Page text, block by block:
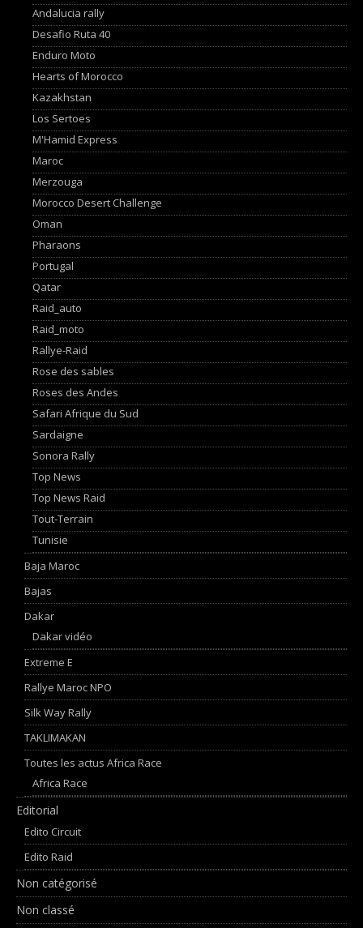
Andalucia rally
Desafio Ruta 40
Enduro Moto
Hearts of Morocco
Kazakhstan
Los Sertoes
M'Hamid Express
Maroc
Merzouga
Morocco Desert Challenge
Oman
Pharaons
Portugal
Qatar
Raid_auto
Raid_moto
Rallye-Raid
Rose des sables
Roses des Andes
Safari Afrique du Sud
Sardaigne
Sonora Rally
Top News
Top News Raid
Tout-Terrain
Tunisie
Baja Maroc
Bajas
Dakar
Dakar vidéo
Extreme E
Rallye Maroc NPO
Silk Way Rally
TAKLIMAKAN
Toutes les actus Africa Race
Africa Race
Editorial
Edito Circuit
Edito Raid
Non catégorisé
Non classé